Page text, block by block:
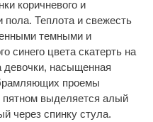
коричневого и
пола. Теплота и свежесть
темными и
синего цвета скатерть на
насыщенная
проемы
пятном выделяется алый
через спинку стула.